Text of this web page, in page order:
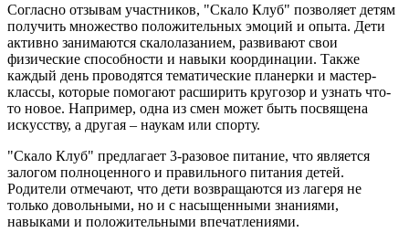
Согласно отзывам участников, "Скало Клуб" позволяет детям
получить множество положительных эмоций и опыта. Дети
активно занимаются скалолазанием, развивают свои
физические способности и навыки координации. Также
каждый день проводятся тематические планерки и мастер-
классы, которые помогают расширить кругозор и узнать что-
то новое. Например, одна из смен может быть посвящена
искусству, а другая – наукам или спорту.
"Скало Клуб" предлагает 3-разовое питание, что является
залогом полноценного и правильного питания детей.
Родители отмечают, что дети возвращаются из лагеря не
только довольными, но и с насыщенными знаниями,
навыками и положительными впечатлениями.